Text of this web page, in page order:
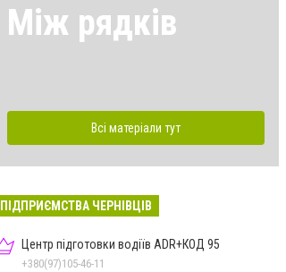
Між рядків
Всі матеріали тут
ПІДПРИЄМСТВА ЧЕРНІВЦІВ
Центр підготовки водіїв ADR+КОД 95
+380(97)105-46-11